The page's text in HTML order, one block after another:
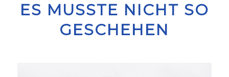
ES MUSSTE NICHT SO
GESCHEHEN